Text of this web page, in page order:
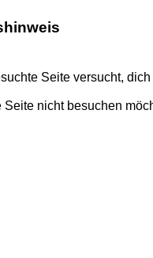
Seite versucht, dich
Seite nicht besuchen